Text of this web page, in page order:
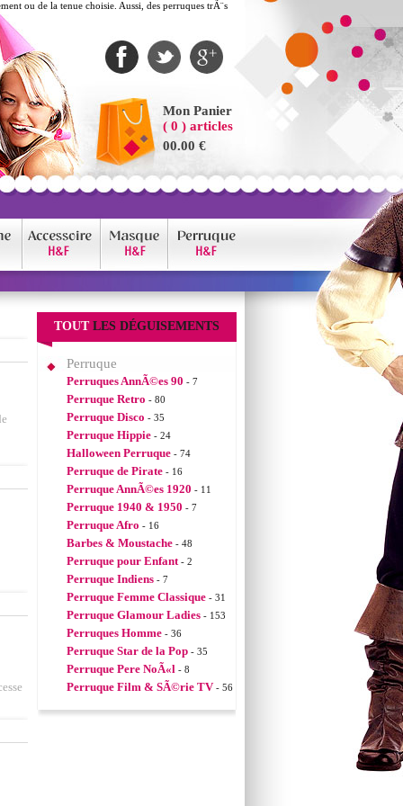
ou de la tenue choisie. Aussi, des perruques trÃ¨s
Mon Panier
( 0 ) articles
00.00 €
TOUT LES DÉGUISEMENTS
Perruque
Perruques AnnÃ©es 90 - 7
Perruque Retro - 80
Perruque Disco - 35
Perruque Hippie - 24
Halloween Perruque - 74
Perruque de Pirate - 16
Perruque AnnÃ©es 1920 - 11
Perruque 1940 & 1950 - 7
Perruque Afro - 16
Barbes & Moustache - 48
Perruque pour Enfant - 2
Perruque Indiens - 7
Perruque Femme Classique - 31
Perruque Glamour Ladies - 153
Perruques Homme - 36
Perruque Star de la Pop - 35
Perruque Pere NoÃ«l - 8
Perruque Film & SÃ©rie TV- 56